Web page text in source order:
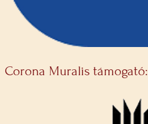
Corona Muralis támogató: